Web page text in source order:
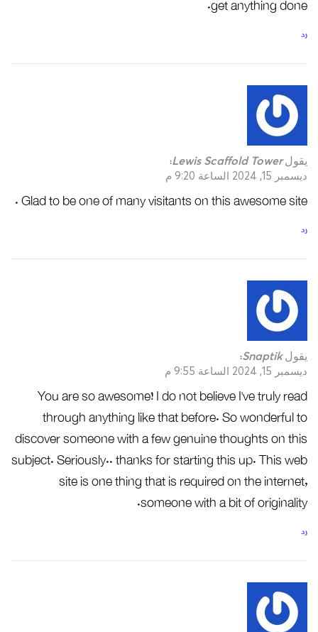
get anything done.
رد
يقول Lewis Scaffold Tower
:
ديسمبر 15, 2024 الساعة 9:20 م
Glad to be one of many visitants on this awesome site .
رد
يقول Snaptik
:
ديسمبر 15, 2024 الساعة 9:55 م
You are so awesome! I do not believe I’ve truly read
through anything like that before. So wonderful to
discover someone with a few genuine thoughts on this
subject. Seriously.. thanks for starting this up. This web
site is one thing that is required on the internet,
someone with a bit of originality.
رد